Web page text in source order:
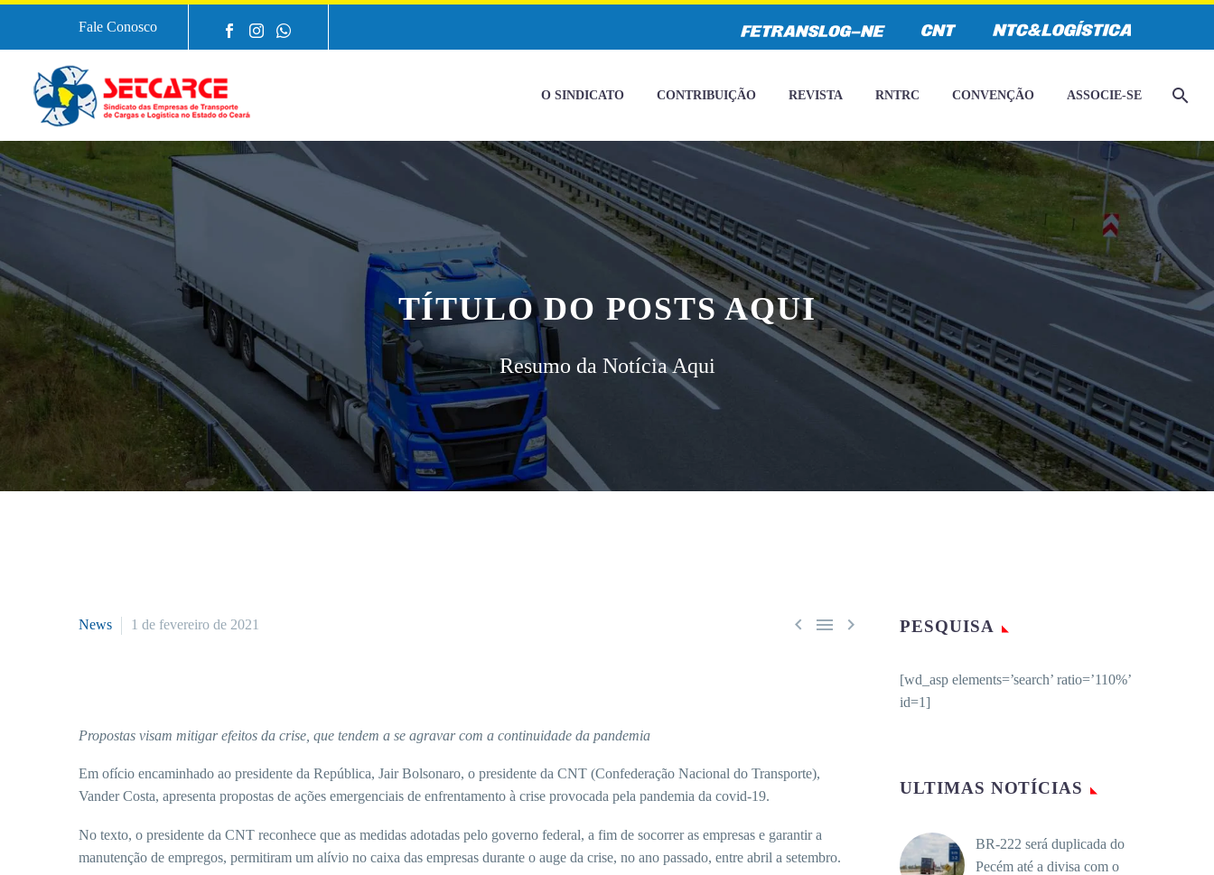
Fale Conosco
O SINDICATO CONTRIBUIÇÃO REVISTA RNTRC CONVENÇÃO ASSOCIE-SE
TÍTULO DO POSTS AQUI
Resumo da Notícia Aqui
  
News 1 de fevereiro de 2021
Propostas visam mitigar efeitos da crise, que tendem a se agravar com a continuidade da pandemia
Em ofício encaminhado ao presidente da República, Jair Bolsonaro, o presidente da CNT (Confederação Nacional do Transporte),
Vander Costa, apresenta propostas de ações emergenciais de enfrentamento à crise provocada pela pandemia da covid-19.
No texto, o presidente da CNT reconhece que as medidas adotadas pelo governo federal, a fim de socorrer as empresas e garantir a
manutenção de empregos, permitiram um alívio no caixa das empresas durante o auge da crise, no ano passado, entre abril a setembro.
PESQUISA
[wd_asp elements=’search’ ratio=’110%’
id=1]
ULTIMAS NOTÍCIAS
BR-222 será duplicada do
Pecém até a divisa com o